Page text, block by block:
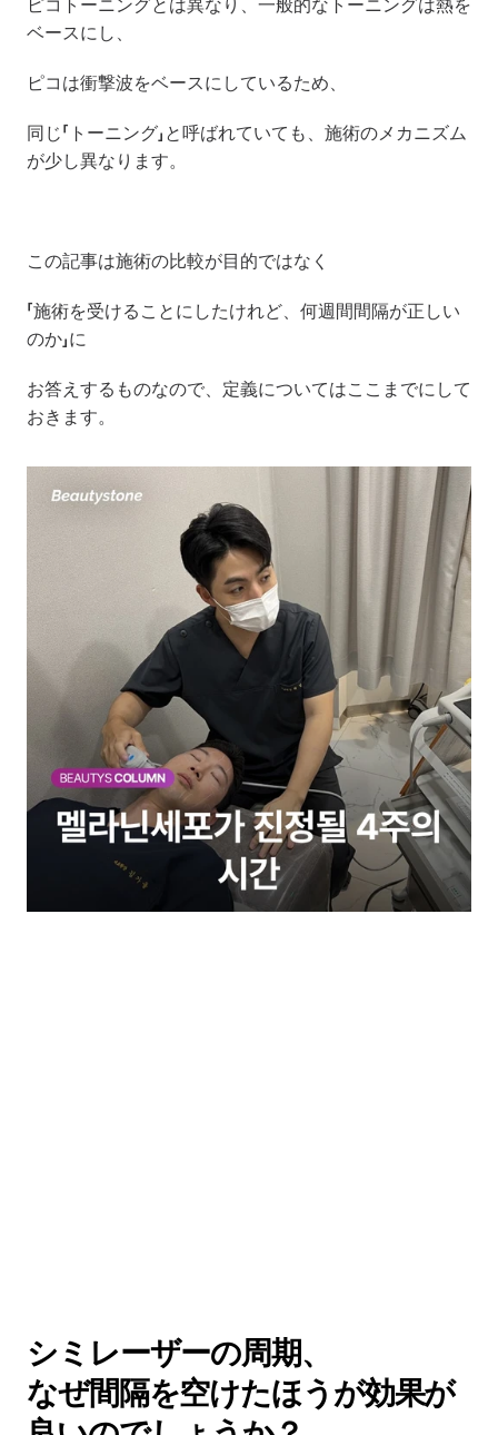
ピコトーニングとは異なり、一般的なトーニングは熱を
ベースにし、
ピコは衝撃波をベースにしているため、
同じ「トーニング」と呼ばれていても、施術のメカニズム
が少し異なります。
この記事は施術の比較が目的ではなく
「施術を受けることにしたけれど、何週間間隔が正しい
のか」に
お答えするものなので、定義についてはここまでにして
おきます。
シミレーザーの周期、
なぜ間隔を空けたほうが効果が